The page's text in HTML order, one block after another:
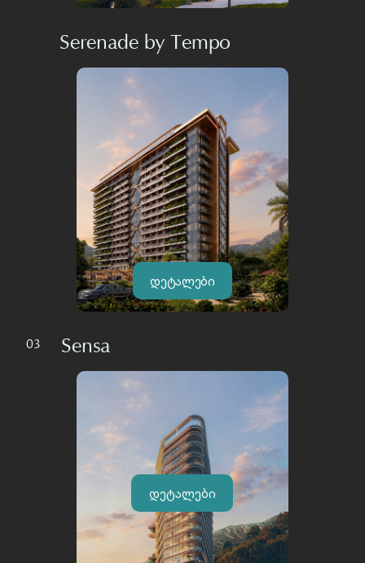
დეტალები
Serenade by Tempo
Sensa
03
დეტალები